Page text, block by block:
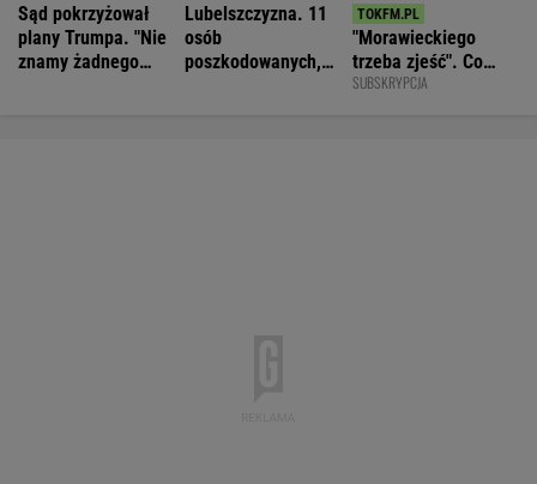
Sąd pokrzyżował
plany Trumpa. "Nie
znamy żadnego
Lubelszczyzna. 11
osób
poszkodowanych,
"Morawieckiego
trzeba zjeść". Co
dzieje się w PiS?
SUBSKRYPCJA